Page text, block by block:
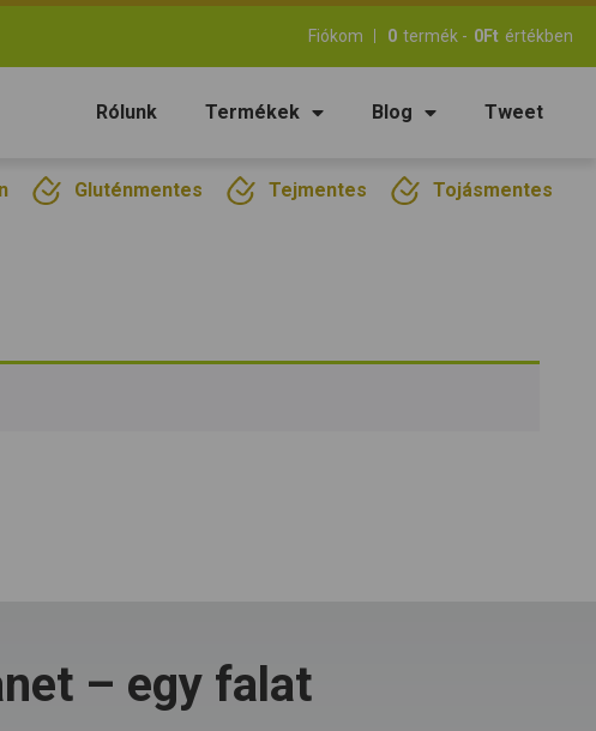
Fiókom 0 termék - 0Ft értékben
Rólunk Termékek Blog Tweet
Gluténmentes Tejmentes Tojásmentes
– egy falat